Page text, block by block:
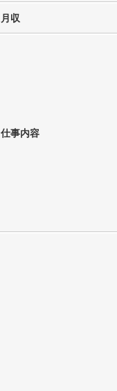
月収
仕事内容